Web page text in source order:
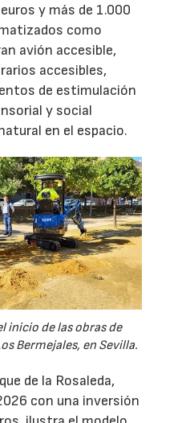
y más de 1.000
como
avión accesible,
accesibles,
de estimulación
y social
en el espacio.
inicio de las obras de
Bermejales, en Sevilla.
de la Rosaleda,
con una inversión